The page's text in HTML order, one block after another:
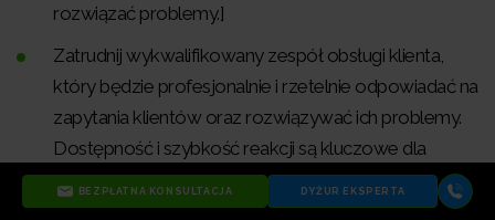
rozwiązać problemy.]
Zatrudnij wykwalifikowany zespół obsługi klienta,
który będzie profesjonalnie i rzetelnie odpowiadać na
zapytania klientów oraz rozwiązywać ich problemy.
Dostępność i szybkość reakcji są kluczowe dla
budowania zaufania i lojalności klientów.
BEZPŁATNA KONSULTACJA DYŻUR EKSPERTA